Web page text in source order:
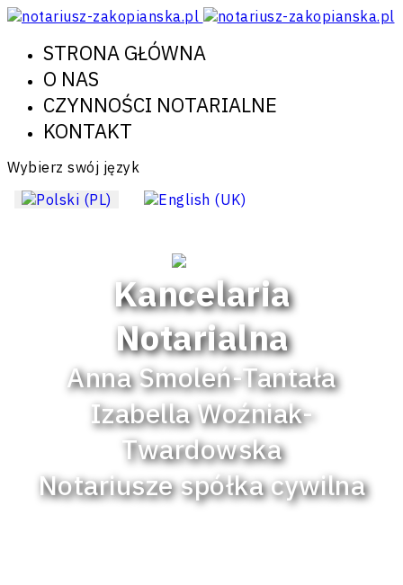
STRONA GŁÓWNA
O NAS
CZYNNOŚCI NOTARIALNE
KONTAKT
Wybierz swój język
Kancelaria
Notarialna
Anna Smoleń-Tantała
Izabella Woźniak-
Twardowska
Notariusze spółka cywilna